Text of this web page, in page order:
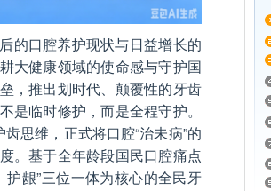
的口腔养护现状与日益增长的
大健康领域的使命感与守护国
，推出划时代、颠覆性的牙齿
是临时修护，而是全程守护。
思维，正式将口腔“治未病”的
。基于全年龄段国民口腔痛点
龈”三位一体为核心的全民牙